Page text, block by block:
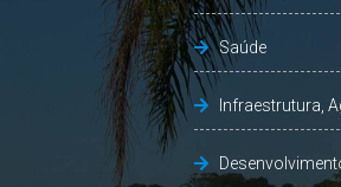
Saúde
Infraestrutura,